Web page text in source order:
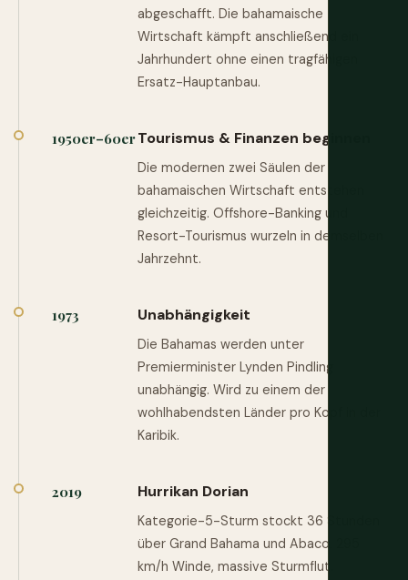
abgeschafft. Die bahamaische
Wirtschaft kämpft anschließend ein
Jahrhundert ohne einen tragfähigen
Ersatz-Hauptanbau.
1950er–60erTourismus & Finanzen beginnen
Die modernen zwei Säulen der
bahamaischen Wirtschaft entstehen
gleichzeitig. Offshore-Banking und
Resort-Tourismus wurzeln in demselben
Jahrzehnt.
1973 Unabhängigkeit
Die Bahamas werden unter
Premierminister Lynden Pindling
unabhängig. Wird zu einem der
wohlhabendsten Länder pro Kopf in der
Karibik.
2019 Hurrikan Dorian
Kategorie-5-Sturm stockt 36 Stunden
über Grand Bahama und Abaco. 295
km/h Winde, massive Sturmflut.